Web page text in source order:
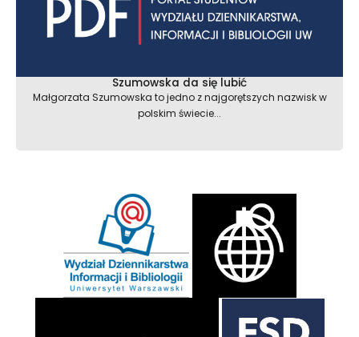
Szumowska da się lubić
Małgorzata Szumowska to jedno z najgorętszych nazwisk w
polskim świecie...